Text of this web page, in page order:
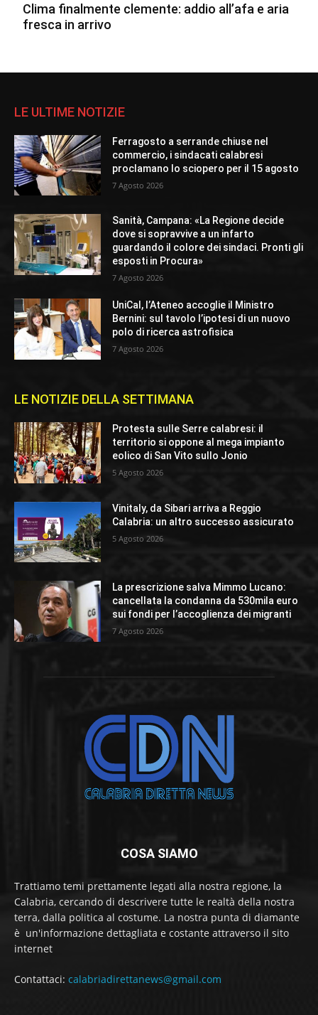
Clima finalmente clemente: addio all’afa e aria
fresca in arrivo
LE ULTIME NOTIZIE
Ferragosto a serrande chiuse nel
commercio, i sindacati calabresi
proclamano lo sciopero per il 15 agosto
7 Agosto 2026
Sanità, Campana: «La Regione decide
dove si sopravvive a un infarto
guardando il colore dei sindaci. Pronti gli
esposti in Procura»
7 Agosto 2026
UniCal, l’Ateneo accoglie il Ministro
Bernini: sul tavolo l’ipotesi di un nuovo
polo di ricerca astrofisica
7 Agosto 2026
LE NOTIZIE DELLA SETTIMANA
Protesta sulle Serre calabresi: il
territorio si oppone al mega impianto
eolico di San Vito sullo Jonio
5 Agosto 2026
Vinitaly, da Sibari arriva a Reggio
Calabria: un altro successo assicurato
5 Agosto 2026
La prescrizione salva Mimmo Lucano:
cancellata la condanna da 530mila euro
sui fondi per l’accoglienza dei migranti
7 Agosto 2026
COSA SIAMO
Trattiamo temi prettamente legati alla nostra regione, la
Calabria, cercando di descrivere tutte le realtà della nostra
terra, dalla politica al costume. La nostra punta di diamante
è un'informazione dettagliata e costante attraverso il sito
internet
Contattaci: calabriadirettanews@gmail.com